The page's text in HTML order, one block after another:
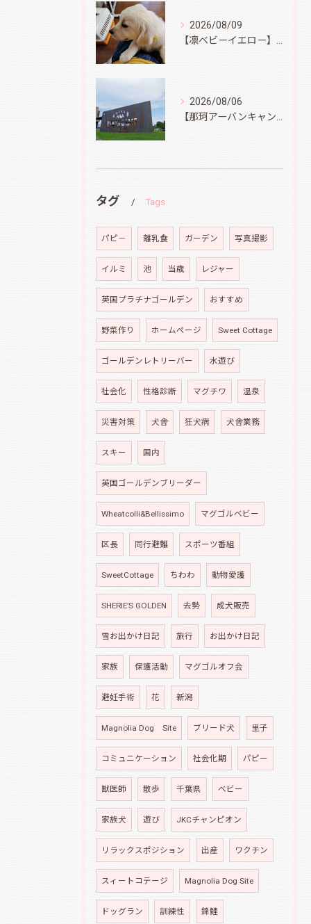
2026/08/09
【凛ベビーイエロー】スィートコテージへ
2026/08/06
【那珂アーバンキャンプフィールド】
タグ Tags
パピ－ 離乳食 ガーデン 写真撮影
イルミ 池 当歳 レジャー
英国プラチナゴールデン おすすめ
野菜作り ホームページ Sweet Cottage
ゴールデンレトリーバー 水遊び
社会化 性格診断 マグチワ 温泉
災害対策 犬舎 狂犬病 犬舎業務
スキー 国内
英国ゴールデンブリーダー
Wheatcolli&Bellissimo マグゴルベビー
区長 同行避難 スポーツ番組
SweetCottage ちわわ 動物愛護
SHERIE’S GOLDEN 去勢 成犬販売
雪お出かけ日記 旅行 お出かけ日記
家族 保護活動 マグゴルオフ会
避妊手術 花 新潟
Magnolia Dog Site ブリード犬 里子
コミュニケーション 社会化期 パピー
獣医師 散歩 千葉県 ベビー
家族犬 遊び JKCチャンピオン
リラックスポジション 出産 ワクチン
スィートコテージ Magnolia Dog Site
ドッグラン 訓練性 錦鯉